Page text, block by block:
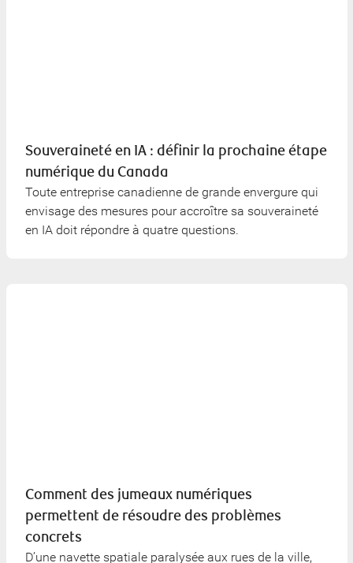
Souveraineté en IA : définir la prochaine étape
numérique du Canada
Toute entreprise canadienne de grande envergure qui
envisage des mesures pour accroître sa souveraineté
en IA doit répondre à quatre questions.
Comment des jumeaux numériques
permettent de résoudre des problèmes
concrets
D’une navette spatiale paralysée aux rues de la ville,